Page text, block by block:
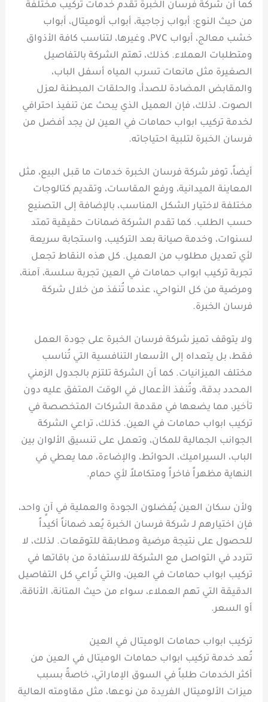
كما أن شركة فرسان الخبرة تُقدم خدمات تركيب مختلفة
من حيث النوع: أبواب زجاجية، أبواب ألوميتال، أبواب
خشب معالج، أبواب PVC، وغيرها، لتناسب كافة الأذواق
ومتطلبات العملاء. كذلك، تهتم الشركة بالتفاصيل
الصغيرة مثل مانعات تسرب المياه أسفل الباب،
والمقابض المضادة للصدأ، والحلقات المبطنة لعزل
الصوت. لذلك، فإن العميل الذي يبحث عن تنفيذ احترافي
لخدمة تركيب ابواب حمامات في العين لن يجد أفضل من
فرسان الخبرة لتلبية احتياجاته.
أيضاً، توفر شركة فرسان الخبرة خدمات ما قبل البيع، مثل
المعاينة الميدانية، ورفع المقاسات، وتقديم كتالوجات
مختلفة لاختيار الشكل المناسب، بالإضافة إلى التصنيع
حسب الطلب. كما تقدم الشركة ضمانات حقيقية تمتد
لسنوات، وخدمة صيانة بعد التركيب، واستجابة سريعة
لأي تعديل مطلوب من العميل. كل هذه النقاط تجعل
تجربة تركيب ابواب حمامات في العين تجربة سلسة، آمنة،
ومرضية من كل النواحي، عندما تُنفذ من خلال شركة
فرسان الخبرة.
ولا يتوقف تميز شركة فرسان الخبرة على جودة العمل
فقط، بل يتعداه إلى الأسعار التنافسية التي تُناسب
مختلف الميزانيات. كما أن الشركة تلتزم بالجدول الزمني
المحدد بدقة، وتُنفذ الأعمال في الوقت المتفق عليه دون
تأخير، مما يضعها في مقدمة الشركات المتخصصة في
تركيب ابواب حمامات في العين. كذلك، تراعي الشركة
الجوانب الجمالية للمكان، وتعمل على تنسيق الألوان بين
الباب، السيراميك، الحوائط، والإضاءة، مما يعطي في
النهاية مظهراً فاخراً ومتكاملاً لأي حمام.
ولأن سكان العين يُفضلون الجودة والعملية في آنٍ واحد،
فإن اختيارهم لـ شركة فرسان الخبرة يُعد ضماناً أكيداً
للحصول على نتيجة مرضية ومطابقة للتوقعات. لذلك، لا
تتردد في التواصل مع الشركة للاستفادة من باقاتها في
تركيب ابواب حمامات في العين، والتي تُراعي كل التفاصيل
الدقيقة التي تهم العملاء، سواء من حيث المتانة، الأناقة،
أو السعر.
تركيب ابواب حمامات الوميتال في العين
تُعد خدمة تركيب ابواب حمامات الوميتال في العين من
أكثر الخدمات طلباً في السوق الإماراتي، خاصةً بسبب
ميزات الألوميتال الفريدة من نوعها، مثل مقاومته العالية